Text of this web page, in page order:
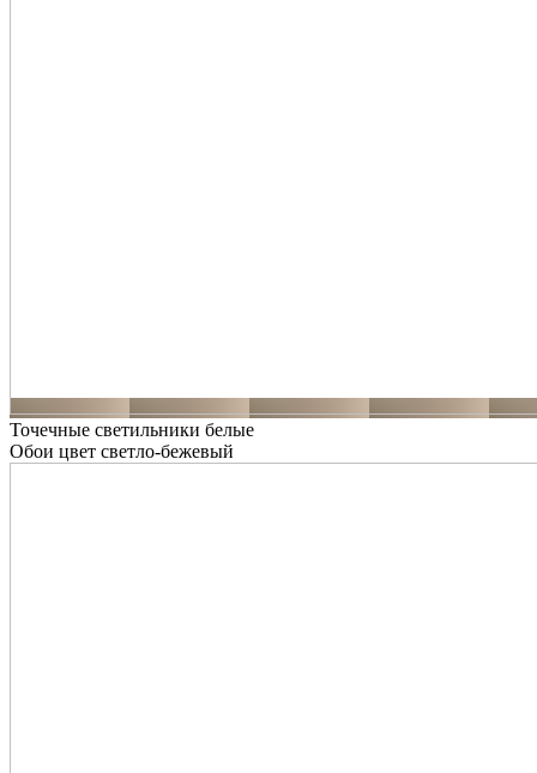
Точечные светильники белые
Обои цвет светло-бежевый